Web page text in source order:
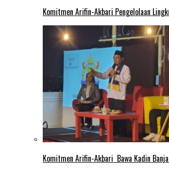
Komitmen Arifin-Akbari Pengelolaan
Komitmen Arifin-Akbari Bawa Kadin